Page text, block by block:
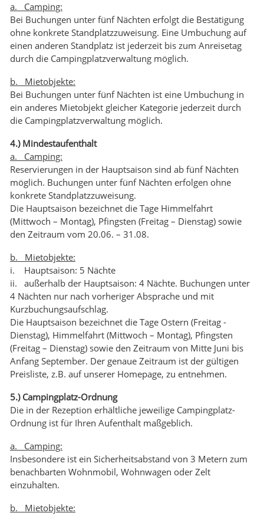
a. Camping:
Bei Buchungen unter fünf Nächten erfolgt die Bestätigung
ohne konkrete Standplatzzuweisung. Eine Umbuchung auf
einen anderen Standplatz ist jederzeit bis zum Anreisetag
durch die Campingplatzverwaltung möglich.
b. Mietobjekte:
Bei Buchungen unter fünf Nächten ist eine Umbuchung in
ein anderes Mietobjekt gleicher Kategorie jederzeit durch
die Campingplatzverwaltung möglich.
4.) Mindestaufenthalt
a. Camping:
Reservierungen in der Hauptsaison sind ab fünf Nächten
möglich. Buchungen unter fünf Nächten erfolgen ohne
konkrete Standplatzzuweisung.
Die Hauptsaison bezeichnet die Tage Himmelfahrt
(Mittwoch – Montag), Pfingsten (Freitag – Dienstag) sowie
den Zeitraum vom 20.06. – 31.08.
b. Mietobjekte:
i. Hauptsaison: 5 Nächte
ii. außerhalb der Hauptsaison: 4 Nächte. Buchungen unter
4 Nächten nur nach vorheriger Absprache und mit
Kurzbuchungsaufschlag.
Die Hauptsaison bezeichnet die Tage Ostern (Freitag -
Dienstag), Himmelfahrt (Mittwoch – Montag), Pfingsten
(Freitag – Dienstag) sowie den Zeitraum von Mitte Juni bis
Anfang September. Der genaue Zeitraum ist der gültigen
Preisliste, z.B. auf unserer Homepage, zu entnehmen.
5.) Campingplatz-Ordnung
Die in der Rezeption erhältliche jeweilige Campingplatz-
Ordnung ist für Ihren Aufenthalt maßgeblich.
a. Camping:
Insbesondere ist ein Sicherheitsabstand von 3 Metern zum
benachbarten Wohnmobil, Wohnwagen oder Zelt
einzuhalten.
b. Mietobjekte: